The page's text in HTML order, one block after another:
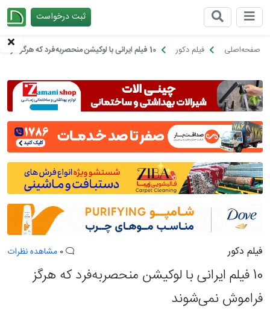
ثبت درخواست
صفحه‌اصلی فیلم دکور 10 فیلم‌ ایرانی با لوکیشن‌ منحصربه‌فرد که هرگز فراموش نمی‌شوند
فیلم دکور مشاهده نظرات
10 فیلم‌ ایرانی با لوکیشن‌ منحصربه‌فرد که هرگز
فراموش نمی‌شوند